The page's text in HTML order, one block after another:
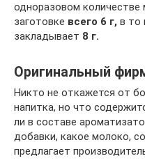
одноразовом количестве
заготовке всего 6 г, в то
закладывает 8 г.
Оригинальный
Никто не откажется от
напитка, но что
ли в составе
добавки, какое молоко,
предлагает